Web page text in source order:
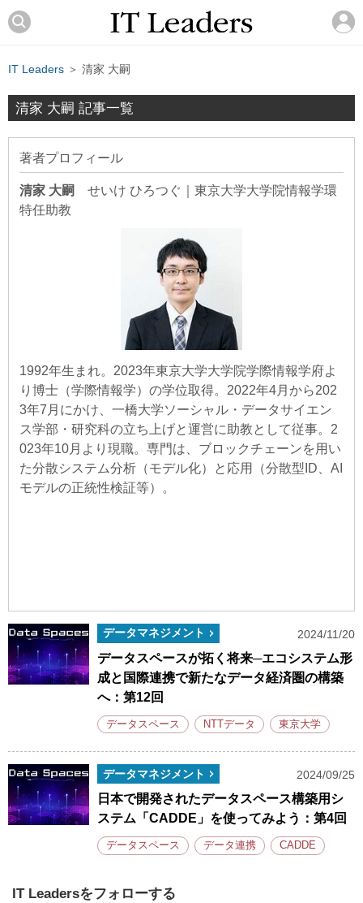
IT Leaders ＞ 清家 大嗣
清家 大嗣 記事一覧
著者プロフィール
清家 大嗣 せいけ ひろつぐ
東京大学大学院情報学環
特任助教
1992年生まれ。2023年東京大学大学院学際情報学府よ
り博士（学際情報学）の学位取得。2022年4月から202
3年7月にかけ、一橋大学ソーシャル・データサイエン
ス学部・研究科の立ち上げと運営に助教として従事。2
023年10月より現職。専門は、ブロックチェーンを用い
た分散システム分析（モデル化）と応用（分散型ID、AI
モデルの正統性検証等）。
データマネジメント 2024/11/20
データスペースが拓く将来─エコシステム形
成と国際連携で新たなデータ経済圏の構築
へ：第12回
データスペース NTTデータ 東京大学
データマネジメント 2024/09/25
日本で開発されたデータスペース構築用シ
ステム「CADDE」を使ってみよう：第4回
データスペース データ連携 CADDE
IT Leadersをフォローする